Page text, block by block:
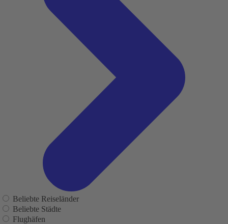
Beliebte Reiseländer
Beliebte Städte
Flughäfen